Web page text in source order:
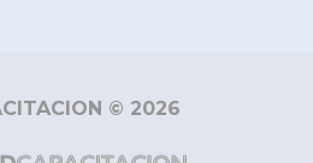
© 2026